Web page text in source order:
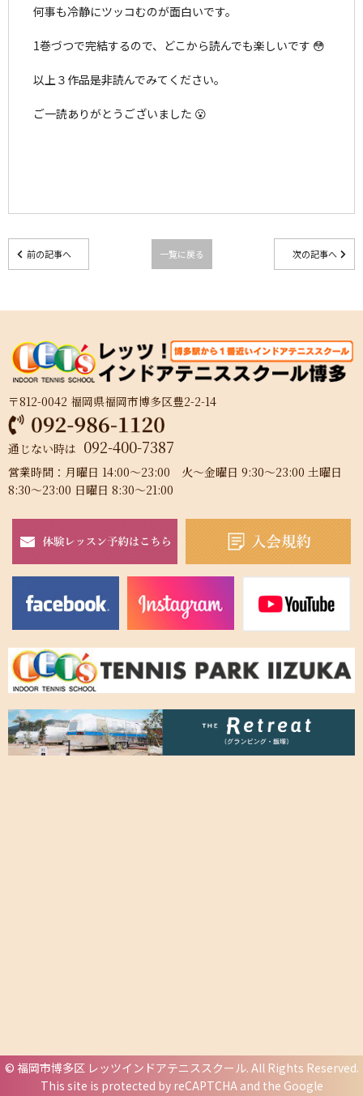
何事も冷静にツッコむのが面白いです。
1巻づつで完結するので、どこから読んでも楽しいです 😳
以上３作品是非読んでみてください。
ご一読ありがとうございました 😮
前の記事へ 一覧に戻る 次の記事へ
〒812-0042 福岡県福岡市博多区豊2-2-14
通じない時は 092-400-7387
営業時間：月曜日 14:00～23:00 火～金曜日 9:30～23:00 土曜日
8:30～23:00 日曜日 8:30～21:00
© 福岡市博多区 レッツインドアテニススクール. All Rights Reserved.
This site is protected by reCAPTCHA and the Google